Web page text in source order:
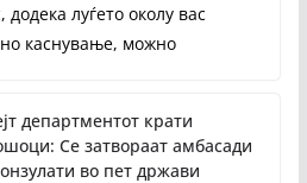
луѓето околу вас
каснување, можно
департментот крати
Се затвораат амбасади
во пет држави